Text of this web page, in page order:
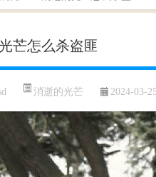
芒怎么杀盗匪
消逝的光芒 2024-03-